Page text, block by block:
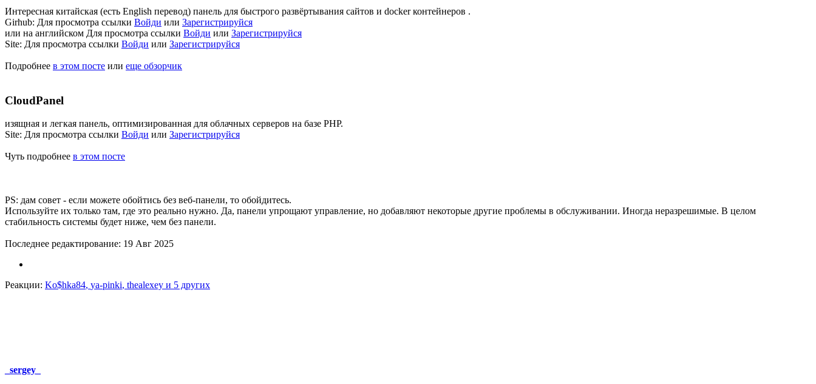
Интересная китайская (есть English перевод) панель для быстрого развёртывания сайтов и docker контейнеров .
Girhub: Для просмотра ссылки Войди или Зарегистрируйся
или на английском Для просмотра ссылки Войди или Зарегистрируйся
Site: Для просмотра ссылки Войди или Зарегистрируйся
Подробнее в этом посте или еще обзорчик
CloudPanel​
изящная и легкая панель, оптимизированная для облачных серверов на базе PHP.
Site: Для просмотра ссылки Войди или Зарегистрируйся
Чуть подробнее в этом посте
PS: дам совет - если можете обойтись без веб-панели, то обойдитесь.
Используйте их только там, где это реально нужно. Да, панели упрощают управление, но добавляют некоторые другие проблемы в обслуживании. Иногда неразрешимые. В целом
стабильность системы будет ниже, чем без панели.
Последнее редактирование: 19 Авг 2025
Реакции: Ko$hka84, ya-pinki, thealexey и 5 других
_sergey_